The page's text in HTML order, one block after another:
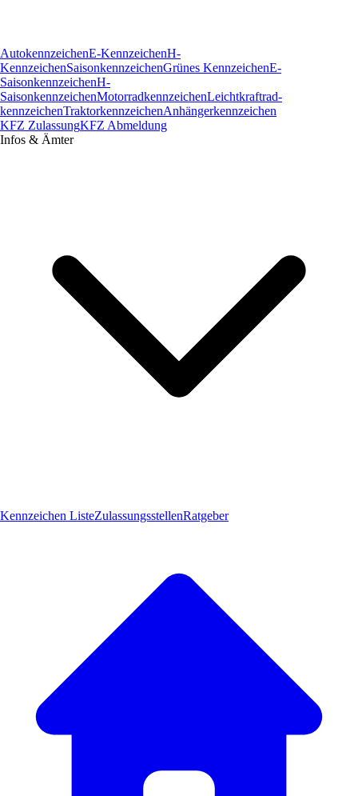
AutokennzeichenE-KennzeichenH-
KennzeichenSaisonkennzeichenGrünes KennzeichenE-
SaisonkennzeichenH-
SaisonkennzeichenMotorradkennzeichenLeichtkraftrad­
kennzeichenTraktorkennzeichenAnhängerkennzeichen
KFZ ZulassungKFZ Abmeldung
Infos & Ämter
Kennzeichen ListeZulassungsstellenRatgeber